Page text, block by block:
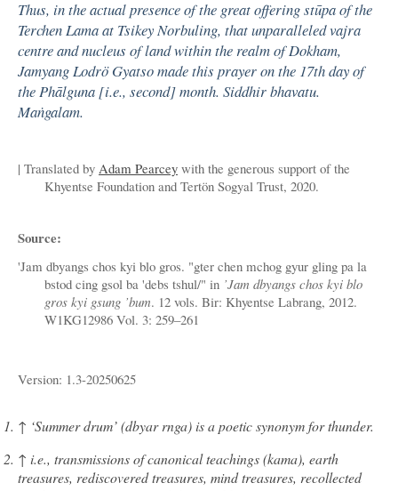
Thus, in the actual presence of the great offering stūpa of the
Terchen Lama at Tsikey Norbuling, that unparalleled vajra
centre and nucleus of land within the realm of Dokham,
Jamyang Lodrö Gyatso made this prayer on the 17th day of
the Phālguna [i.e., second] month. Siddhir bhavatu.
Maṅgalam.
| Translated by Adam Pearcey with the generous support of the
Khyentse Foundation and Tertön Sogyal Trust, 2020.
Source:
'Jam dbyangs chos kyi blo gros. "gter chen mchog gyur gling pa la
bstod cing gsol ba 'debs tshul/" in ’Jam dbyangs chos kyi blo
gros kyi gsung ’bum. 12 vols. Bir: Khyentse Labrang, 2012.
W1KG12986 Vol. 3: 259–261
Version: 1.3-20250625
↑ ‘Summer drum’ (dbyar rnga) is a poetic synonym for thunder.
↑ i.e., transmissions of canonical teachings (kama), earth
treasures, rediscovered treasures, mind treasures, recollected